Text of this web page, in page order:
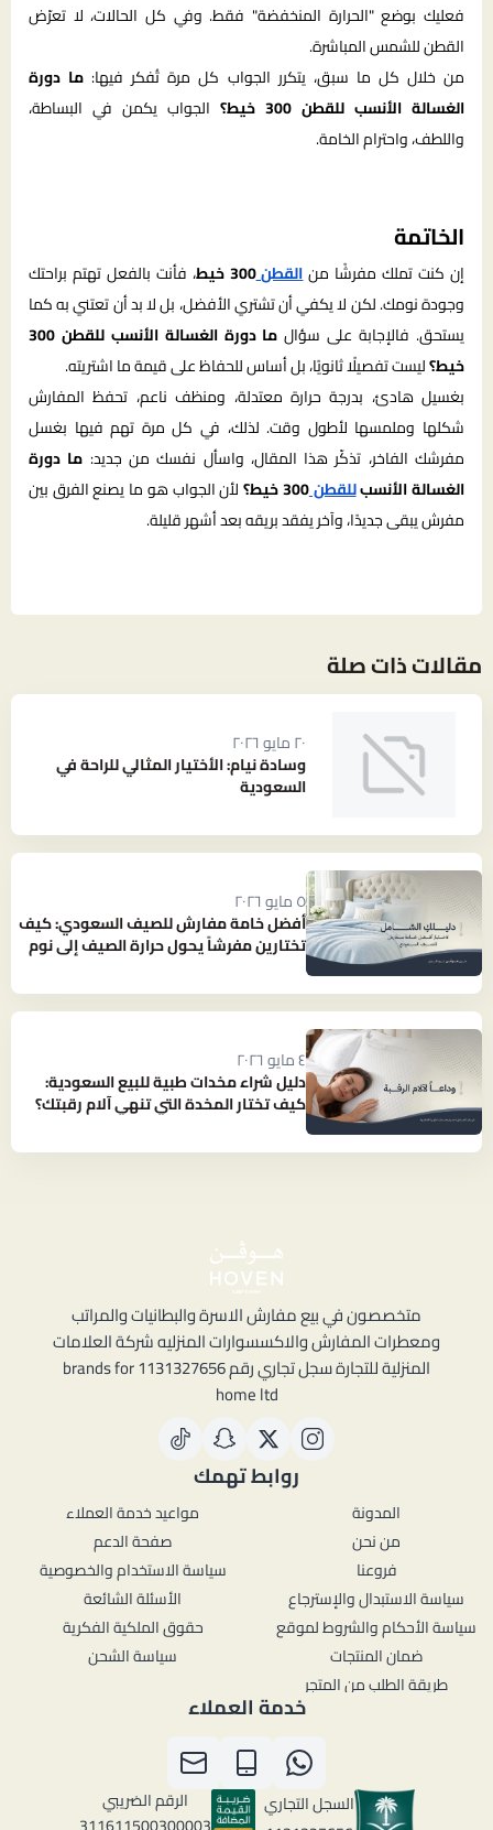
فعليك بوضع "الحرارة المنخفضة" فقط. وفي كل الحالات، لا تعرّض
القطن للشمس المباشرة.
من خلال كل ما سبق، يتكرر الجواب كل مرة تُفكر فيها: ما دورة
الغسالة الأنسب للقطن 300 خيط؟
الجواب يكمن في البساطة،
واللطف، واحترام الخامة.
الخاتمة
إن كنت تملك مفرشًا منالقطن300 خيط
، فأنت بالفعل تهتم براحتك
وجودة نومك. لكن لا يكفي أن تشتري الأفضل، بل لا بد أن تعتني به كما
يستحق. فالإجابة على سؤال
ما دورة الغسالة الأنسب للقطن 300
خيط؟ليست تفصيلًا ثانويًا، بل أساس للحفاظ على قيمة ما اشتريته.
بغسيل هادئ، بدرجة حرارة معتدلة، ومنظف ناعم، تحفظ المفارش
شكلها وملمسها لأطول وقت. لذلك، في كل مرة تهم فيها بغسل
مفرشك الفاخر، تذكّر هذا المقال، واسأل نفسك من جديد: ما دورة
الغسالة الأنسبللقطن300 خيط؟
لأن الجواب هو ما يصنع الفرق بين
مفرش يبقى جديدًا، وآخر يفقد بريقه بعد أشهر قليلة.
مقالات ذات صلة
٢٠ مايو ٢٠٢٦
وسادة نيام: الأختيار المثالي للراحة في
السعودية
٥ مايو ٢٠٢٦
أفضل خامة مفارش للصيف السعودي: كيف
تختارين مفرشاً يحول حرارة الصيف إلى نوم
٤ مايو ٢٠٢٦
دليل شراء مخدات طبية للبيع السعودية:
كيف تختار المخدة التي تنهي آلام رقبتك؟
متخصصون في بيع مفارش الاسرة والبطانيات والمراتب
ومعطرات المفارش والاكسسوارات المنزليه شركة العلامات
المنزلية للتجارة سجل تجاري رقم 1131327656 brands for
home ltd
روابط تهمك
المدونة
من نحن
فروعنا
سياسة الاستبدال والإسترجاع
سياسة الأحكام والشروط لموقع
ضمان المنتجات
طريقة الطلب من المتجر
مواعيد خدمة العملاء
صفحة الدعم
سياسة الاستخدام والخصوصية
الأسئلة الشائعة
حقوق الملكية الفكرية
سياسة الشحن
خدمة العملاء
السجل التجاري
الرقم الضريبي